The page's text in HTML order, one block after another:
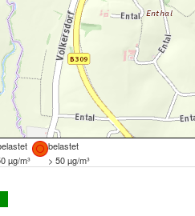
belastet
µg/m³ > 50 µg/m³